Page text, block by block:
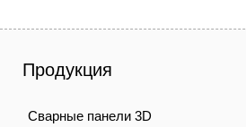
Продукция
Сварные панели 3D